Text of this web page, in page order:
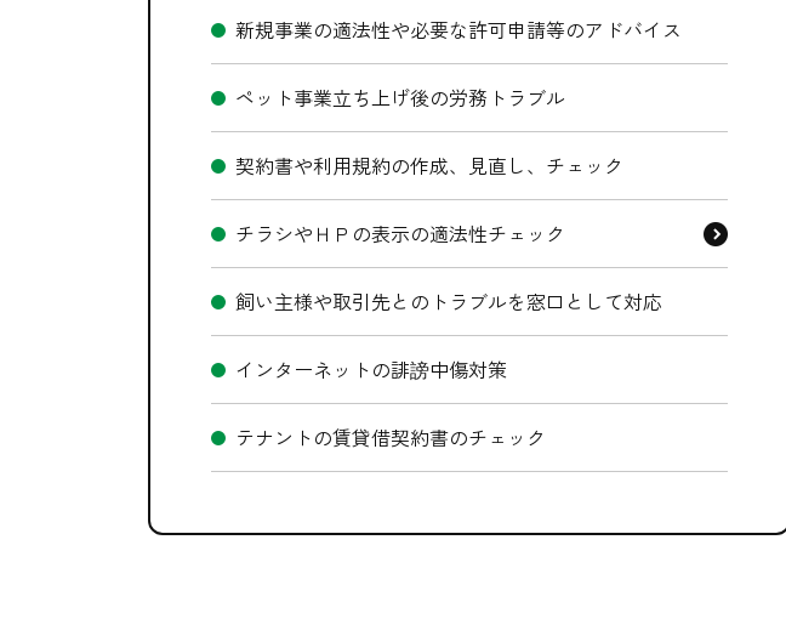
新規事業の適法性や必要な許可申請等のアドバイス
ペット事業立ち上げ後の労務トラブル
契約書や利用規約の作成、見直し、チェック
チラシやＨＰの表示の適法性チェック
飼い主様や取引先とのトラブルを窓口として対応
インターネットの誹謗中傷対策
テナントの賃貸借契約書のチェック